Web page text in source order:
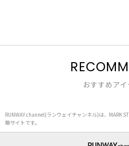
おすすめアイ
RUNWAY channel(ランウェイチャンネル)は、MARK
販サイトです。